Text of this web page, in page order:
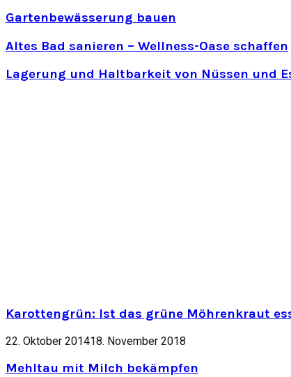
Gartenbewässerung bauen
Altes Bad sanieren – Wellness-Oase schaffen
Lagerung und Haltbarkeit von Nüssen und
Karottengrün: Ist das grüne Möhrenkraut
22. Oktober 201418. November 2018
Mehltau mit Milch bekämpfen